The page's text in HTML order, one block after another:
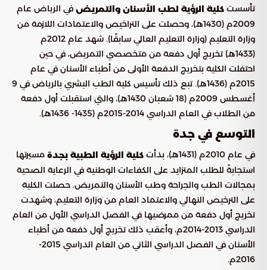
تأسست كلية الرؤية لطب الأسنان والتمريض في الرياض عام
2009م (1430هـ)، وحصلت على التراخيص والاعتمادات اللازمة من
وزارة التعليم (وزارة التعليم العالي سابقًا). شهد عام 2012م
(1433هـ) تخريج أول دفعة من متخصصي التمريض، في حين
احتفلت الكلية بتخريج الدفعة الأولى من أطباء الأسنان في عام
2015م (1436هـ). تبع ذلك تأسيس كلية الطب البشري بالرياض في 9
أغسطس 2009م (18 شعبان 1430هـ)، والتي استقبلت أول دفعة
من الطلاب في العام الدراسي 2014-2015م (1435- 1436هـ).
التوسع في جدة
في عام 2010م (1431هـ)، بدأت كلية الرؤية الطبية بجدة مسيرتها
استجابةً للطلب المتزايد على الكفاءات الوطنية في الرعاية الصحية
بمجالات الطب والجراحة وطب الأسنان والتمريض. حصلت الكلية
على الترخيص النهائي والاعتماد العام من وزارة التعليم، وشهدت
تخريج أول دفعة من ممرضيها في الفصل الدراسي الأول من العام
الدراسي 2013-2014م، وأعقب ذلك تخريج أول دفعة من أطباء
الأسنان في الفصل الدراسي الثاني من العام الدراسي 2015-
2016م.